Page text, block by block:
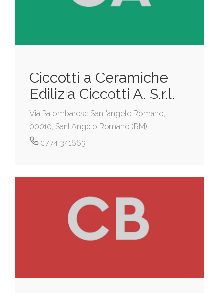
Ciccotti a Ceramiche
Edilizia Ciccotti A. S.r.l.
Via Palombarese Sant'angelo Romano,
00010, Sant'Angelo Romano (RM)
0774 341663